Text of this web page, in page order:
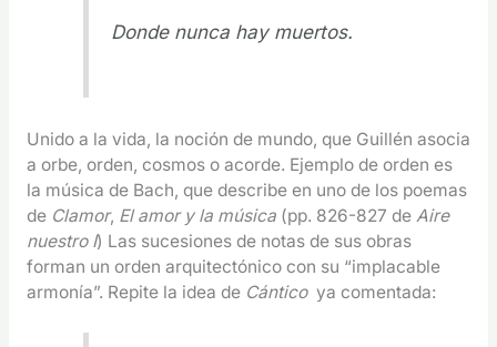
Donde nunca hay muertos.
Unido a la vida, la noción de mundo, que Guillén asocia
a orbe, orden, cosmos o acorde. Ejemplo de orden es
la música de Bach, que describe en uno de los poemas
de Clamor, El amor y la música (pp. 826-827 de Aire
nuestro I) Las sucesiones de notas de sus obras
forman un orden arquitectónico con su “implacable
armonía”. Repite la idea de Cántico ya comentada: